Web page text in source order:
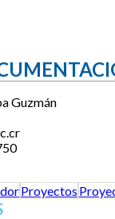
Guzmán
Proyectos